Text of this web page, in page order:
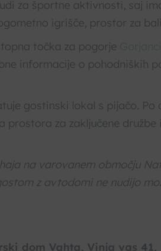
za športne aktivnosti, saj
igrišče, prostor za
točka za pogorje
informacije o pohodniških
gostinski lokal s pijačo. Po
prostora za zaključene
na varovanem območju
z avtodomi ne nudijo
dom Vahta, Vinja vas 41,